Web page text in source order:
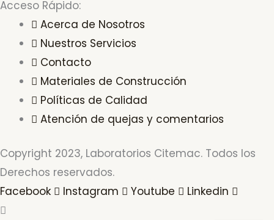
Acceso Rápido:
Acerca de Nosotros
Nuestros Servicios
Contacto
Materiales de Construcción
Políticas de Calidad
Atención de quejas y comentarios
Copyright 2023, Laboratorios Citemac. Todos los
Derechos reservados.
Facebook
Instagram Youtube Linkedin